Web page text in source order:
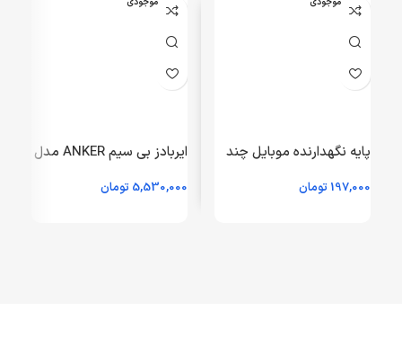
پایه نگهدارنده موبایل چند
197,000 تومان
ایربادز بی سیم ANKER مدل
5,530,000 تومان